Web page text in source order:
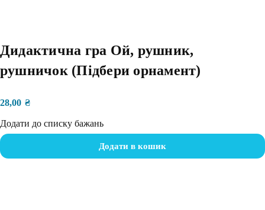
Дидактична гра Ой, рушник,
рушничок (Підбери орнамент)
28,00 ₴
Додати до списку бажань
Додати в кошик